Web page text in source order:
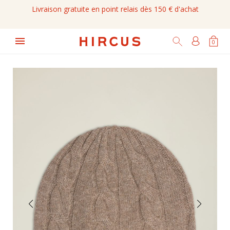
Livraison gratuite en point relais dès 150 € d'achat
0